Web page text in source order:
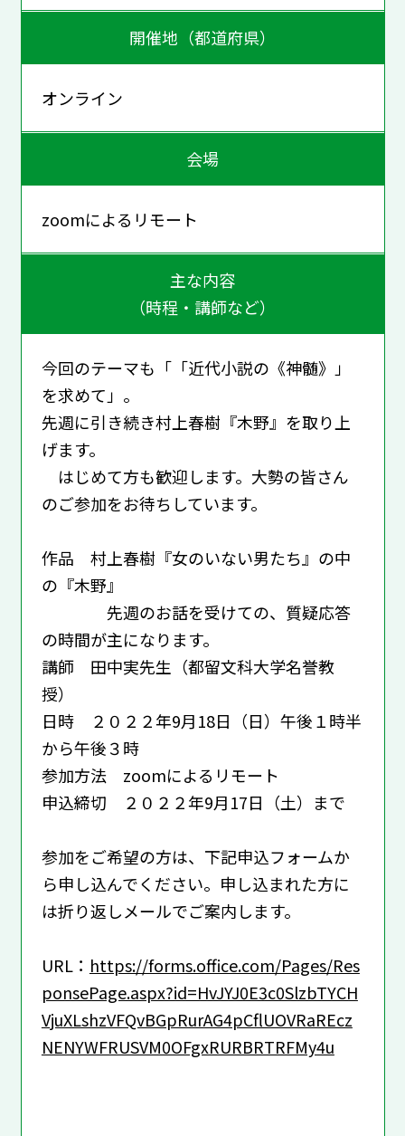
開催地（都道府県）
オンライン
会場
zoomによるリモート
主な内容
（時程・講師など）
今回のテーマも「「近代小説の《神髄》」
を求めて」。
先週に引き続き村上春樹『木野』を取り上
げます。
はじめて方も歓迎します。大勢の皆さん
のご参加をお待ちしています。
作品 村上春樹『女のいない男たち』の中
の『木野』
先週のお話を受けての、質疑応答
の時間が主になります。
講師 田中実先生（都留文科大学名誉教
授）
日時 ２０２２年9月18日（日）午後１時半
から午後３時
参加方法 zoomによるリモート
申込締切 ２０２２年9月17日（土）まで
参加をご希望の方は、下記申込フォームか
ら申し込んでください。申し込まれた方に
は折り返しメールでご案内します。
URL： https://forms.office.com/Pages/Res
ponsePage.aspx?id=HvJYJ0E3c0SlzbTYCH
VjuXLshzVFQvBGpRurAG4pCflUOVRaREcz
NENYWFRUSVM0OFgxRURBRTRFMy4u